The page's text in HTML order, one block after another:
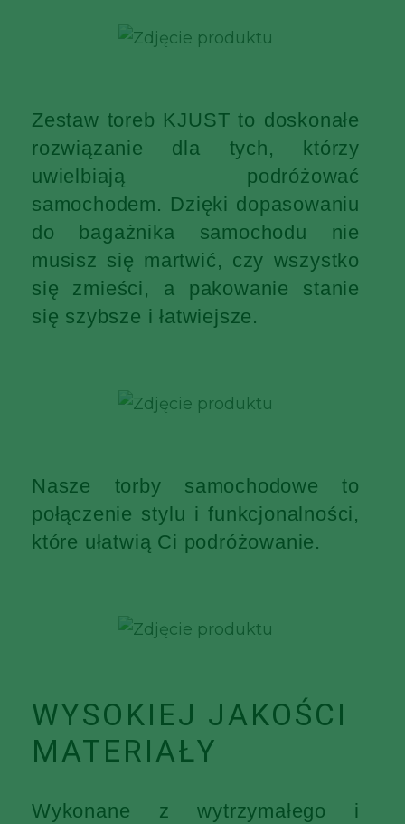
Zestaw toreb KJUST to doskonałe
rozwiązanie dla tych, którzy
uwielbiają podróżować
samochodem. Dzięki dopasowaniu
do bagażnika samochodu nie
musisz się martwić, czy wszystko
się zmieści, a pakowanie stanie
się szybsze i łatwiejsze.
Nasze torby samochodowe to
połączenie stylu i funkcjonalności,
które ułatwią Ci podróżowanie.
WYSOKIEJ JAKOŚCI
MATERIAŁY
Wykonane z wytrzymałego i